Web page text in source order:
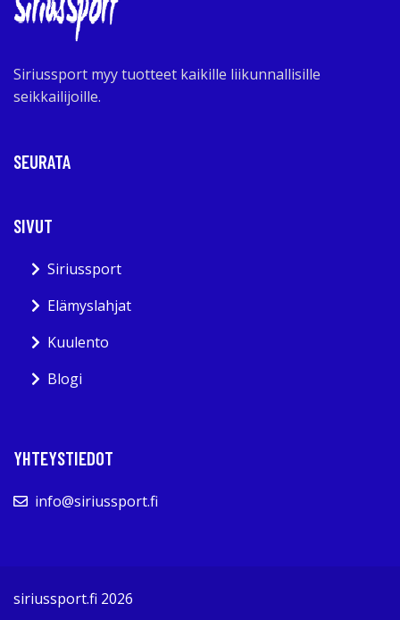
Siriussport myy tuotteet kaikille liikunnallisille
seikkailijoille.
SEURATA
SIVUT
Siriussport
Elämyslahjat
Kuulento
Blogi
YHTEYSTIEDOT
info@siriussport.fi
siriussport.fi 2026